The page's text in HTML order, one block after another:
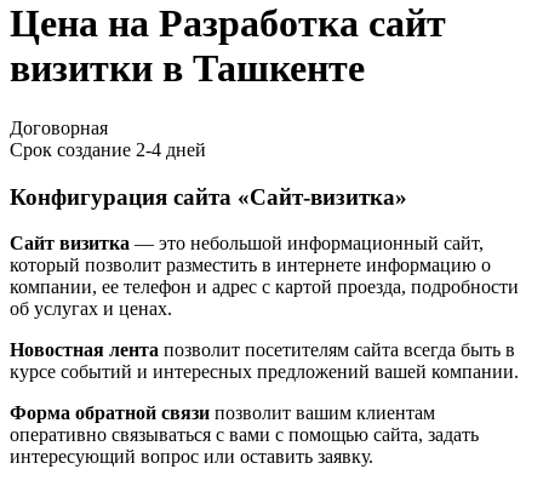
Цена на Разработка сайт
визитки в Ташкенте
Договорная
Срок создание 2-4 дней
Конфигурация сайта «Сайт-визитка»
Сайт визитка — это небольшой информационный сайт,
который позволит разместить в интернете информацию о
компании, ее телефон и адрес с картой проезда, подробности
об услугах и ценах.
Новостная лента позволит посетителям сайта всегда быть в
курсе событий и интересных предложений вашей компании.
Форма обратной связи позволит вашим клиентам
оперативно связываться с вами с помощью сайта, задать
интересующий вопрос или оставить заявку.